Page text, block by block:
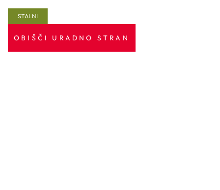
STALNI
OBIŠČI URADNO STRAN